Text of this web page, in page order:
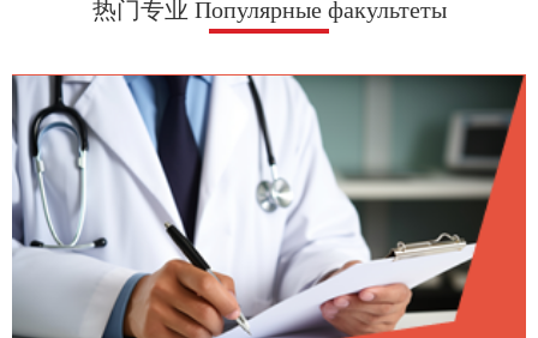
热门专业 Популярные факультеты